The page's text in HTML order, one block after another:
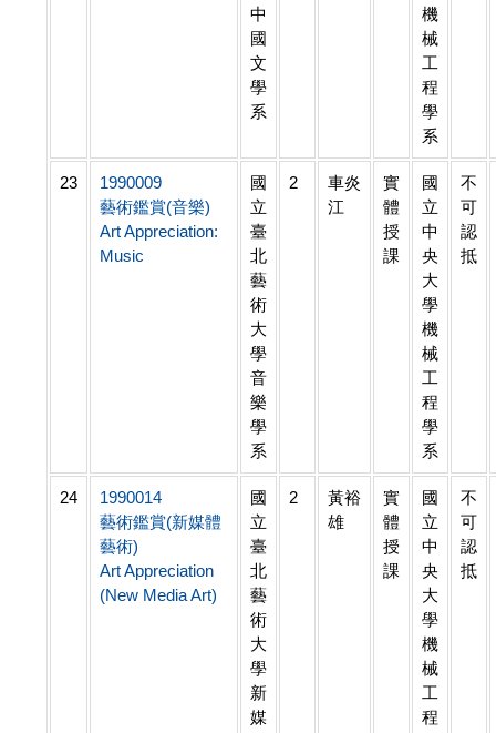
中
國
文
學
系
機
械
工
程
學
系
23
1990009
藝術鑑賞(音樂)
Art Appreciation:
Music
國
立
臺
北
藝
術
大
學
音
樂
學
系
2
車炎
江
實
體
授
課
國
立
中
央
大
學
機
械
工
程
學
系
不
可
認
抵
24
1990014
藝術鑑賞(新媒體
藝術)
Art Appreciation
(New Media Art)
國
立
臺
北
藝
術
大
學
新
媒
2
黃裕
雄
實
體
授
課
國
立
中
央
大
學
機
械
工
程
不
可
認
抵